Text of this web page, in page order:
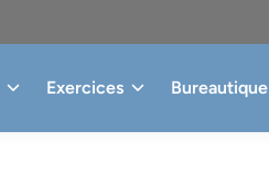
Exercices Bureautique